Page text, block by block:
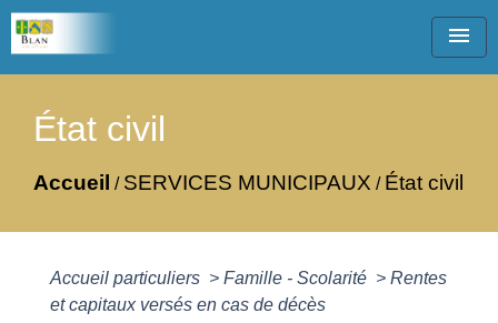
menu
État civil
Accueil / SERVICES MUNICIPAUX / État civil
Accueil particuliers > Famille - Scolarité > Rentes
et capitaux versés en cas de décès